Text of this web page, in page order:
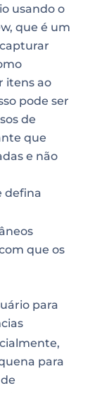
usando o
que é um
itens ao
pode ser
de
que
e não
defina
que os
para
para